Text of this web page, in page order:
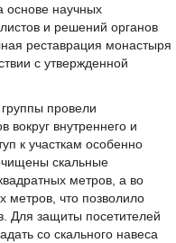
основе научных
и решений органов
реставрация монастыря
с утвержденной
провели
вокруг внутреннего и
к участкам особенно
скальные
метров, а во
метров, что позволило
Для защиты посетителей
со скального навеса